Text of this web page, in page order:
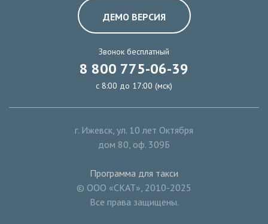
ДЕМО ВЕРСИЯ
Звонок бесплатный
8 800 775-06-39
с 8:00 до 17:00 (мск)
г. Ижевск, ул. 10 лет Октября
дом 80, оф. 309Б
Программа для такси
© ООО «СКАТ», 2010-2025
Все права защищены.